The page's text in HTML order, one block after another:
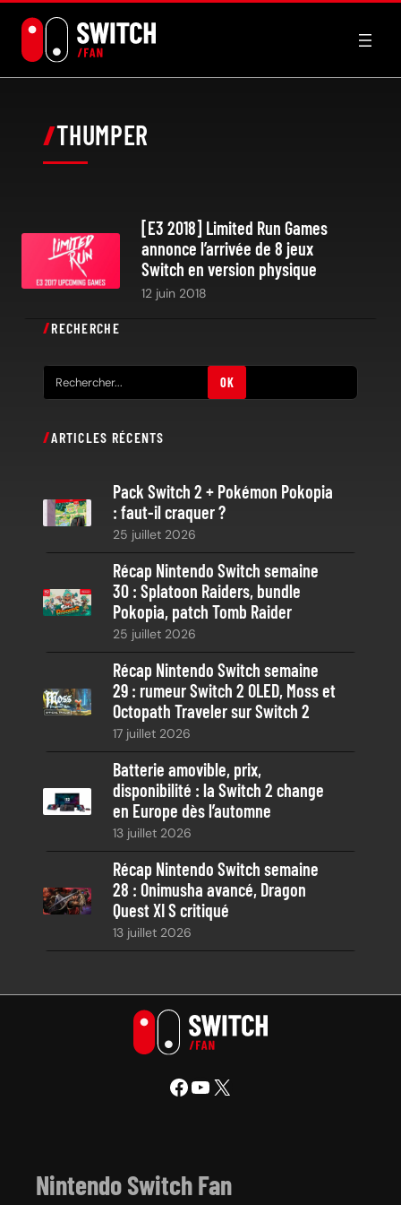
contenu
THUMPER
[E3 2018] Limited Run Games
annonce l’arrivée de 8 jeux
Switch en version physique
12 juin 2018
RECHERCHE
e
h
OK
ARTICLES RÉCENTS
Pack Switch 2 + Pokémon Pokopia
: faut-il craquer ?
25 juillet 2026
Récap Nintendo Switch semaine
30 : Splatoon Raiders, bundle
Pokopia, patch Tomb Raider
25 juillet 2026
Récap Nintendo Switch semaine
29 : rumeur Switch 2 OLED, Moss et
Octopath Traveler sur Switch 2
17 juillet 2026
Batterie amovible, prix,
disponibilité : la Switch 2 change
en Europe dès l’automne
13 juillet 2026
Récap Nintendo Switch semaine
28 : Onimusha avancé, Dragon
Quest XI S critiqué
13 juillet 2026
Facebook YouTube X
Nintendo Switch Fan